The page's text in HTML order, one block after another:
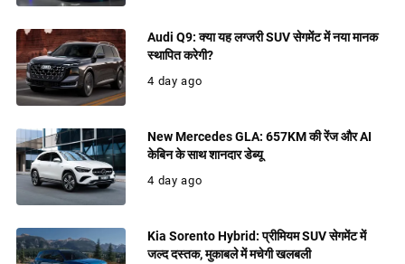
Audi Q9: क्या यह लग्जरी SUV सेगमेंट में नया मानक
स्थापित करेगी?
4 day ago
New Mercedes GLA: 657KM की रेंज और AI
केबिन के साथ शानदार डेब्यू
4 day ago
Kia Sorento Hybrid: प्रीमियम SUV सेगमेंट में
जल्द दस्तक, मुकाबले में मचेगी खलबली